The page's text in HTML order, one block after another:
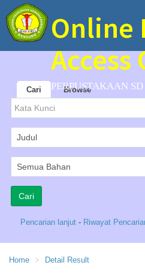
Online
Access
PERPUSTAKAAN
Cari Browse
Pencarian lanjut - Riwayat
Home Detail Result